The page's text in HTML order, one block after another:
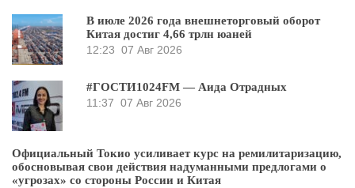
В июле 2026 года внешнеторговый оборот
Китая достиг 4,66 трлн юаней
12:23 07 Авг 2026
#ГОСТИ1024FM — Аида Отрадных
11:37 07 Авг 2026
Официальный Токио усиливает курс на ремилитаризацию,
обосновывая свои действия надуманными предлогами о
«угрозах» со стороны России и Китая